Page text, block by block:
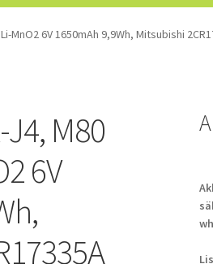
6V 1650mAh 9,9Wh, Mitsubishi
M80
6V